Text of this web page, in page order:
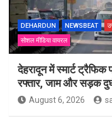
DEHARDUN NEWSBEAT
सोशल मीडिया वायरल
देहरादून में स्मार्ट ट्रैफिक
रफ्तार, जाम और सड़क
August 6, 2026